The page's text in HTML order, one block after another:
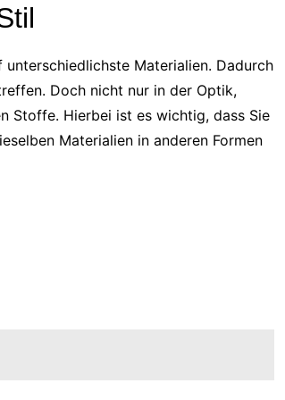
Materialien. Dadurch
Doch nicht nur in der Optik,
Stoffe. Hierbei ist es wichtig, dass Sie
Materialien in anderen Formen